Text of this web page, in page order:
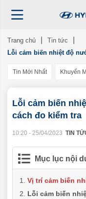
Trang chủ
Tin tức
Lỗi cảm biến nhiệt độ
Tin Mới Nhất Khuyến
Lỗi cảm biến
cách đo kiểm tra
10:20 - 25/04/2023 TIN
Mục lục nội
Vị trí cảm biến
Lỗi cảm biến